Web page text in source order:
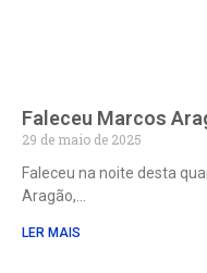
Faleceu Marcos
29 de maio de 2025
Faleceu na noite desta
Aragão,
LER MAIS